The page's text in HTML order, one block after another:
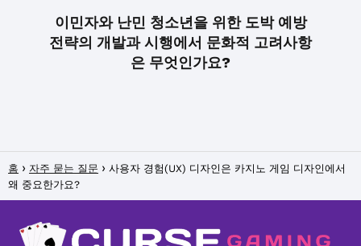
이민자와 난민 청소년을 위한 도박 예방
전략의 개발과 시행에서 문화적 고려사항
은 무엇인가요?
홈 자주 묻는 질문
사용자 경험(UX) 디자인은 카지노 게임 디자인에서
왜 중요한가요?